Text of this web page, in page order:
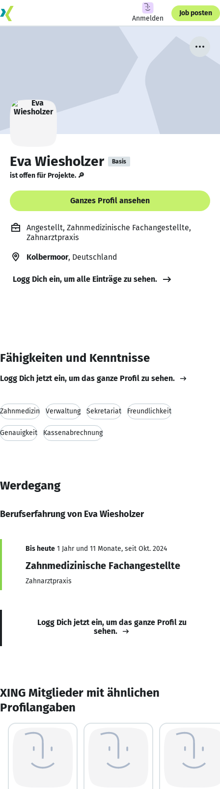
Anmelden
Job posten
Eva Wiesholzer Basis
ist offen für Projekte. 🔎
Ganzes Profil ansehen
Angestellt, Zahnmedizinische Fachangestellte,
Zahnarztpraxis
Kolbermoor, Deutschland
Logg Dich ein, um alle Einträge zu sehen.
Fähigkeiten und Kenntnisse
Logg Dich jetzt ein, um das ganze Profil zu sehen.
Zahnmedizin Verwaltung Sekretariat Freundlichkeit
Genauigkeit Kassenabrechnung
Werdegang
Berufserfahrung von Eva Wiesholzer
Bis heute 1 Jahr und 11 Monate, seit Okt. 2024
Zahnmedizinische Fachangestellte
Zahnarztpraxis
Logg Dich jetzt ein, um das ganze Profil zu
sehen.
XING Mitglieder mit ähnlichen
Profilangaben